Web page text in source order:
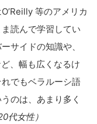
等のアメリカ
読んで学習してい
サイドの知識や、
、幅も広くなるけ
でもベラルーシ語
のは、あまり多く
代女性）